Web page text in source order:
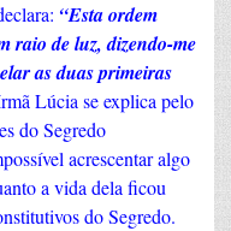
“Esta ordem
raio de luz, dizendo-me
as duas primeiras
Lúcia se explica pelo
do Segredo
acrescentar algo
a vida dela ficou
do Segredo.